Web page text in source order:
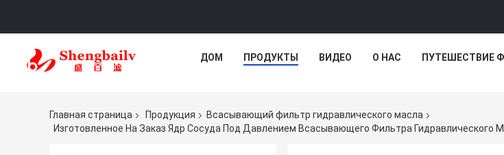
ДОМ ПРОДУКТЫ ВИДЕО О НАС ПУТЕШЕСТВИЕ
Главная страница Продукция
Всасывающий фильтр гидравлического масла
Изготовленное На Заказ Ядр Сосуда Под Давлением Всасывающего Фильтра Гидравлического